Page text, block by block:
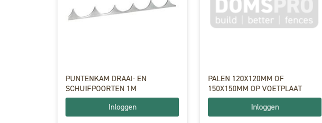
PUNTENKAM DRAAI- EN
SCHUIFPOORTEN 1M
Inloggen
PALEN 120X120MM OF
150X150MM OP VOETPLAAT
Inloggen